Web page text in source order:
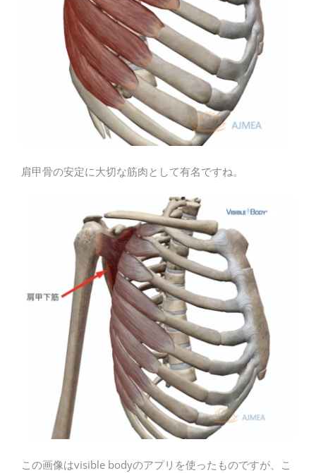
肩甲骨の安定に大切な筋肉として有名ですね。
この画像はvisible bodyのアプリを使ったものですが、こ